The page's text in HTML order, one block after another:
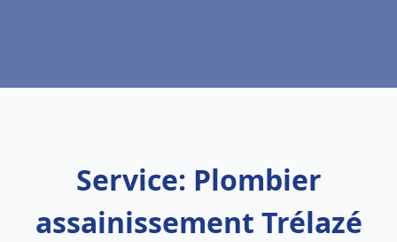
Service: Plombier
assainissement Trélazé